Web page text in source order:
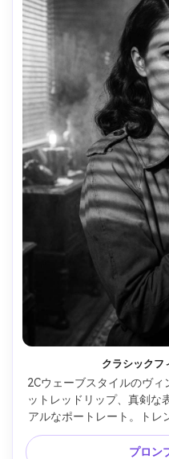
クラシックフ
2Cウェーブスタイルのヴ
ットレッドリップ、真剣な
アルなポートレート。トレ
モーキーノワールのインテ
ドウを備えたドラマチッ
プロン